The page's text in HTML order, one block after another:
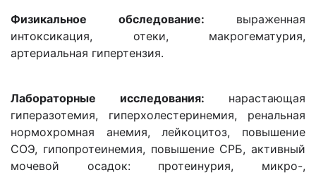
Физикальное обследование: выраженная
интоксикация, отеки, макрогематурия,
артериальная гипертензия.
Лабораторные исследования: нарастающая
гиперазотемия, гиперхолестеринемия, ренальная
нормохромная анемия, лейкоцитоз, повышение
СОЭ, гипопротеинемия, повышение СРБ, активный
мочевой осадок: протеинурия, микро-,